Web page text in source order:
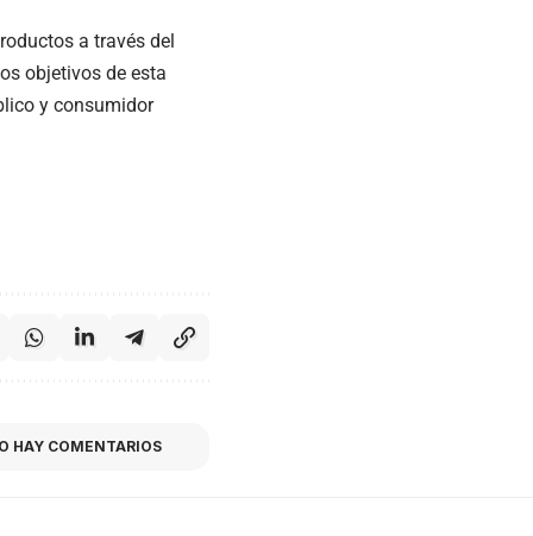
a través del
objetivos de esta
y consumidor
HAY COMENTARIOS